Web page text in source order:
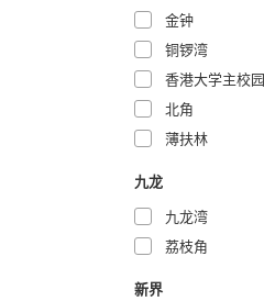
金钟
铜锣湾
香港大学主校园
北角
薄扶林
九龙
九龙湾
荔枝角
新界